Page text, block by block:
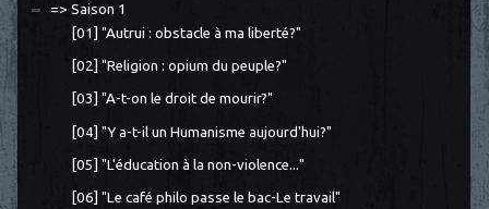
=> Saison 1
[01] "Autrui : obstacle à ma liberté?"
[02] "Religion : opium du peuple?"
[03] "A-t-on le droit de mourir?"
[04] "Y a-t-il un Humanisme aujourd'hui?"
[05] "L'éducation à la non-violence..."
[06] "Le café philo passe le bac-Le travail"